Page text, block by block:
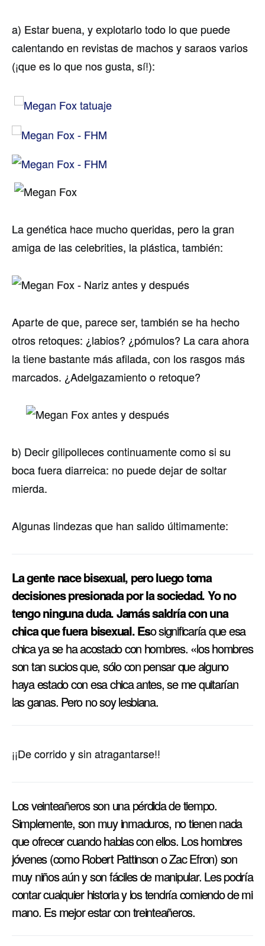
a) Estar buena, y explotarlo todo lo que puede
calentando en revistas de machos y saraos varios
(¡que es lo que nos gusta, sí­!):
La genética hace mucho queridas, pero la gran
amiga de las celebrities, la plástica, también:
Aparte de que, parece ser, también se ha hecho
otros retoques: ¿labios? ¿pómulos? La cara ahora
la tiene bastante más afilada, con los rasgos más
marcados. ¿Adelgazamiento o retoque?
b) Decir gilipolleces continuamente como si su
boca fuera diarreica: no puede dejar de soltar
mierda.
Algunas lindezas que han salido últimamente:
La gente nace bisexual, pero luego toma
decisiones presionada por la sociedad. Yo no
tengo ninguna duda. Jamás saldrí­a con una
chica que fuera bisexual. Eso significarí­a que esa
chica ya se ha acostado con hombres. «los hombres
son tan sucios que, sólo con pensar que alguno
haya estado con esa chica antes, se me quitarí­an
las ganas. Pero no soy lesbiana.
¡¡De corrido y sin atragantarse!!
Los veinteañeros son una pérdida de tiempo.
Simplemente, son muy inmaduros, no tienen nada
que ofrecer cuando hablas con ellos. Los hombres
jóvenes (como Robert Pattinson o Zac Efron) son
muy niños aún y son fáciles de manipular. Les podrí­a
contar cualquier historia y los tendrí­a comiendo de mi
mano. Es mejor estar con treinteañeros.